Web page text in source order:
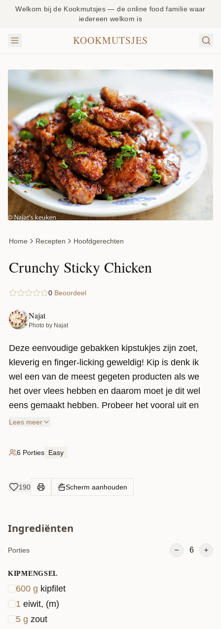
Welkom bij de Kookmutsjes — de online food familie waar
iedereen welkom is
KOOKMUTSJES
Home Recepten Hoofdgerechten
Crunchy Sticky Chicken
0 Beoordeel
Najat
Photo by Najat
Deze eenvoudige gebakken kipstukjes zijn zoet,
kleverig en finger-licking geweldig! Kip is denk ik
wel een van de meest gegeten producten als we
het over vlees hebben en daarom moet je dit wel
eens gemaakt hebben. Probeer het vooral uit en
laat me weten wat jij ervan vindt.
Lees meer
6 Porties Easy
190 Scherm aanhouden
Ingrediënten
Porties 6
KIPMENGSEL
600 g kipfilet
1 eiwit, (m)
5 g zout